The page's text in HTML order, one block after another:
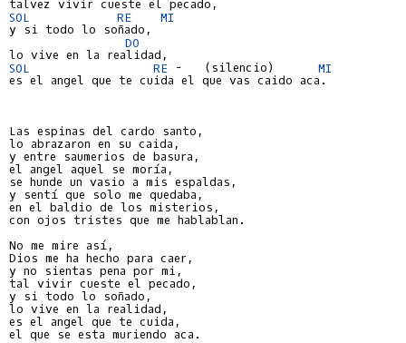
SOL
RE
MI
y si todo lo soñado,
DO
SOL
RE -   (silencio) MI
es el angel que te cuida el que vas caido aca.
Las espinas del cardo santo,
lo abrazaron en su caida,
y entre saumerios de basura,
el angel aquel se moría,
se hunde un vasio a mis espaldas,
y sentí que solo me quedaba,
en el baldio de los misterios,
con ojos tristes que me hablablan.
No me mire así,
Dios me ha hecho para caer,
y no sientas pena por mi,
tal vivir cueste el pecado,
y si todo lo soñado,
lo vive en la realidad,
es el angel que te cuida,
el que se esta muriendo aca.